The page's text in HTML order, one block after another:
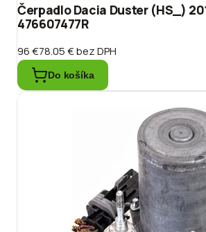
Čerpadlo Dacia Duster (HS_)
476607477R
96 €78.05 €bez DPH
Do košíka